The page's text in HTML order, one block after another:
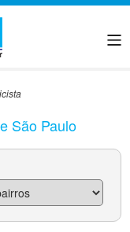
São Paulo